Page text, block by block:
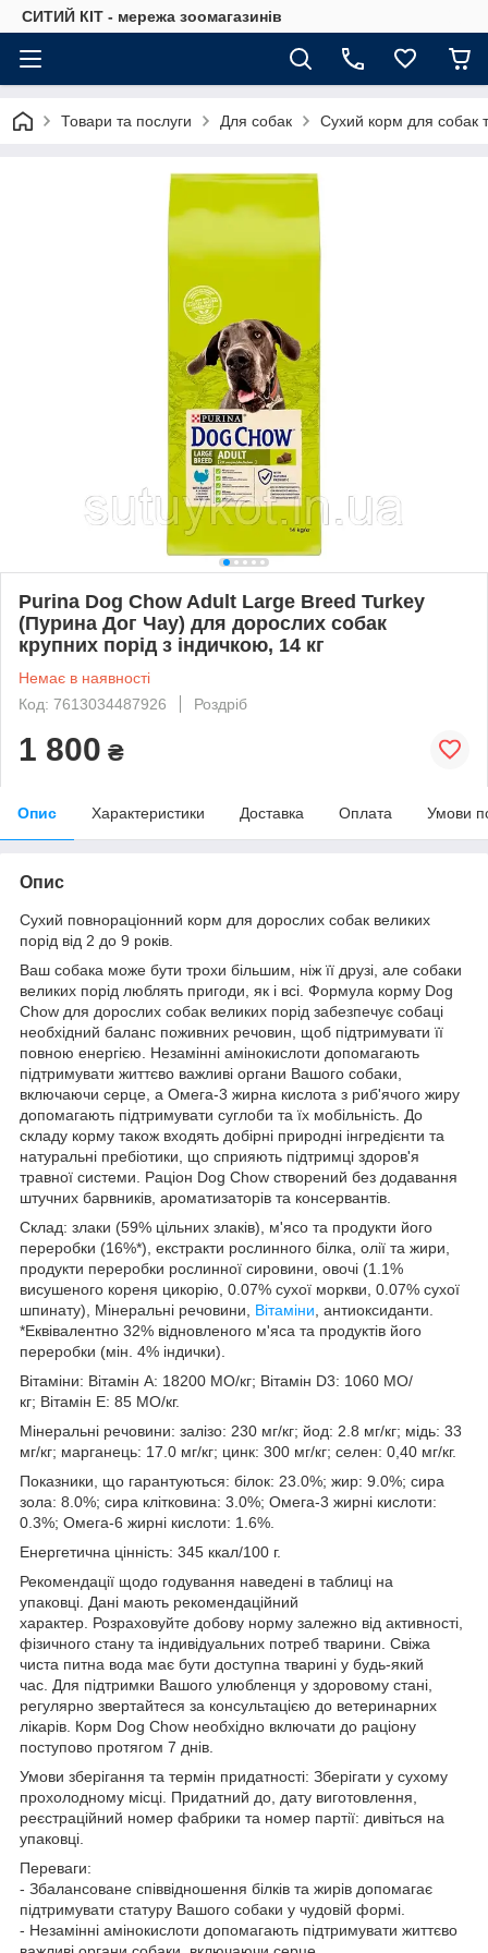
СИТИЙ КІТ - мережа зоомагазинів
Товари та послуги Для собак Сухий корм для собак
Purina Dog Chow Adult Large Breed Turkey
(Пурина Дог Чау) для дорослих собак
крупних порід з індичкою, 14 кг
Немає в наявності
Код: 7613034487926
Роздріб
1 800 ₴
Опис Характеристики Доставка Оплата Умови
Опис
Сухий повнораціонний корм для дорослих собак великих
порід від 2 до 9 років.
Ваш собака може бути трохи більшим, ніж її друзі, але собаки
великих порід люблять пригоди, як і всі. Формула корму Dog
Chow для дорослих собак великих порід забезпечує собаці
необхідний баланс поживних речовин, щоб підтримувати її
повною енергією. Незамінні амінокислоти допомагають
підтримувати життєво важливі органи Вашого собаки,
включаючи серце, а Омега-3 жирна кислота з риб'ячого жиру
допомагають підтримувати суглоби та їх мобільність. До
складу корму також входять добірні природні інгредієнти та
натуральні пребіотики, що сприяють підтримці здоров'я
травної системи. Раціон Dog Chow створений без додавання
штучних барвників, ароматизаторів та консервантів.
Склад: злаки (59% цільних злаків), м'ясо та продукти його
переробки (16%*), екстракти рослинного білка, олії та жири,
продукти переробки рослинної сировини, овочі (1.1%
висушеного кореня цикорію, 0.07% сухої моркви, 0.07% сухої
шпинату), Мінеральні речовини, Вітаміни , антиоксиданти.
*Еквівалентно 32% відновленого м'яса та продуктів його
переробки (мін. 4% індички).
Вітаміни: Вітамін А: 18200 МО/кг; Вітамін D3: 1060 МО/
кг; Вітамін Е: 85 МО/кг.
Мінеральні речовини: залізо: 230 мг/кг; йод: 2.8 мг/кг; мідь: 33
мг/кг; марганець: 17.0 мг/кг; цинк: 300 мг/кг; селен: 0,40 мг/кг.
Показники, що гарантуються: білок: 23.0%; жир: 9.0%; сира
зола: 8.0%; сира клітковина: 3.0%; Омега-3 жирні кислоти:
0.3%; Омега-6 жирні кислоти: 1.6%.
Енергетична цінність: 345 ккал/100 г.
Рекомендації щодо годування наведені в таблиці на
упаковці. Дані мають рекомендаційний
характер. Розраховуйте добову норму залежно від активності,
фізичного стану та індивідуальних потреб тварини. Свіжа
чиста питна вода має бути доступна тварині у будь-який
час. Для підтримки Вашого улюбленця у здоровому стані,
регулярно звертайтеся за консультацією до ветеринарних
лікарів. Корм Dog Chow необхідно включати до раціону
поступово протягом 7 днів.
Умови зберігання та термін придатності: Зберігати у сухому
прохолодному місці. Придатний до, дату виготовлення,
реєстраційний номер фабрики та номер партії: дивіться на
упаковці.
Переваги:
- Збалансоване співвідношення білків та жирів допомагає
підтримувати статуру Вашого собаки у чудовій формі.
- Незамінні амінокислоти допомагають підтримувати життєво